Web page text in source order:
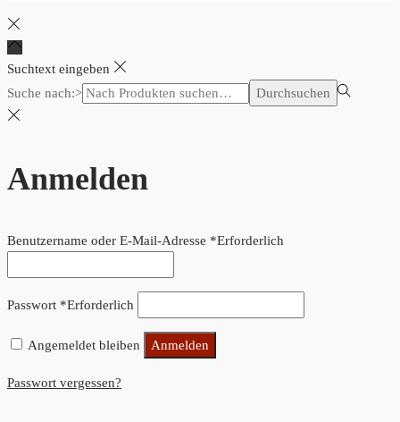
Suchtext eingeben
Suche nach:>
Durchsuchen
Anmelden
Benutzername oder E-Mail-Adresse *Erforderlich
Passwort *Erforderlich
Angemeldet bleiben Anmelden
Passwort vergessen?